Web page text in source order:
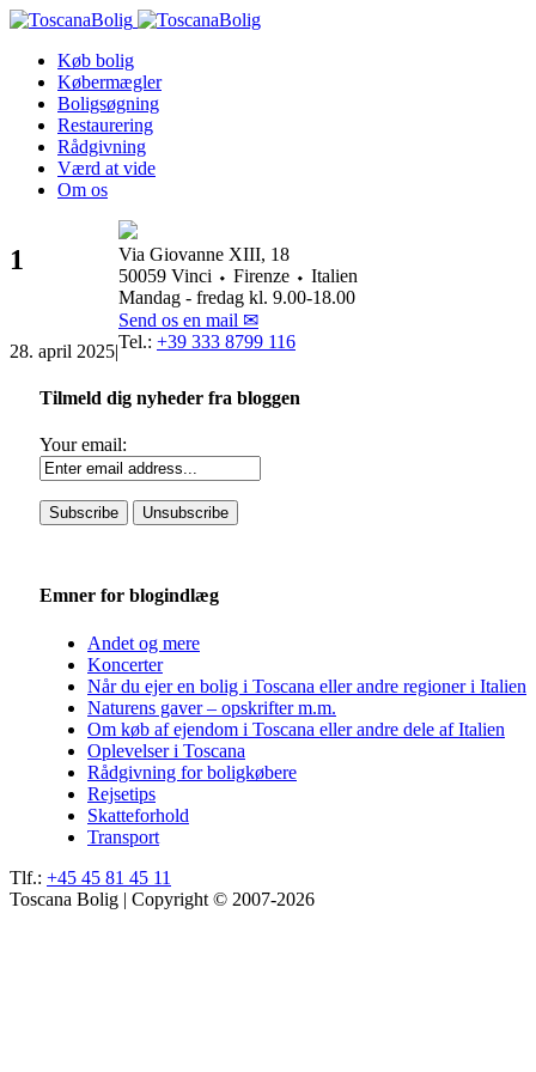
Køb bolig
Købermægler
Boligsøgning
Restaurering
Rådgivning
Værd at vide
Om os
1
28. april 2025|
Tilmeld dig nyheder fra bloggen
Your email:
Emner for blogindlæg
Andet og mere
Koncerter
Når du ejer en bolig i Toscana eller andre regioner i Italien
Naturens gaver – opskrifter m.m.
Om køb af ejendom i Toscana eller andre dele af Italien
Oplevelser i Toscana
Rådgivning for boligkøbere
Rejsetips
Skatteforhold
Transport
Via Giovanne XIII, 18
50059 Vinci ⬩ Firenze ⬩ Italien
Mandag - fredag kl. 9.00-18.00
Send os en mail ✉
Tel.: +39 333 8799 116
Tlf.: +45 45 81 45 11
Toscana Bolig | Copyright © 2007-2026